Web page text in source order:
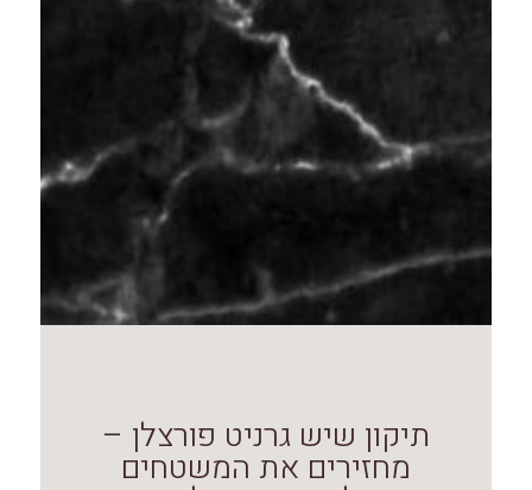
תיקון שיש גרניט פורצלן –
מחזירים את המשטחים